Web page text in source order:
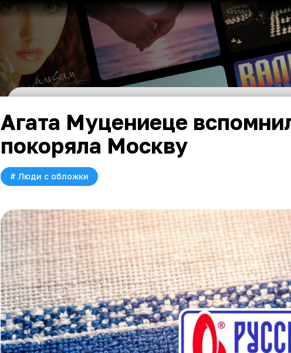
Агата Муцениеце
покоряла Москву
# Люди с обложки